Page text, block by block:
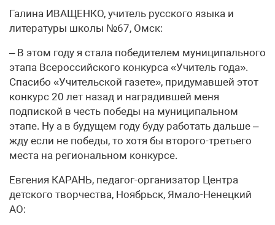
Галина ИВАЩЕНКО, учитель русского языка и
литературы школы №67, Омск:
– В этом году я стала победителем муниципального
этапа Всероссийского конкурса «Учитель года».
Спасибо «Учительской газете», придумавшей этот
конкурс 20 лет назад и наградившей меня
подпиской в честь победы на муниципальном
этапе. Ну а в будущем году буду работать дальше –
жду если не победы, то хотя бы второго-третьего
места на региональном конкурсе.
Евгения КАРАНЬ, педагог-организатор Центра
детского творчества, Ноябрьск, Ямало-Ненецкий
АО: